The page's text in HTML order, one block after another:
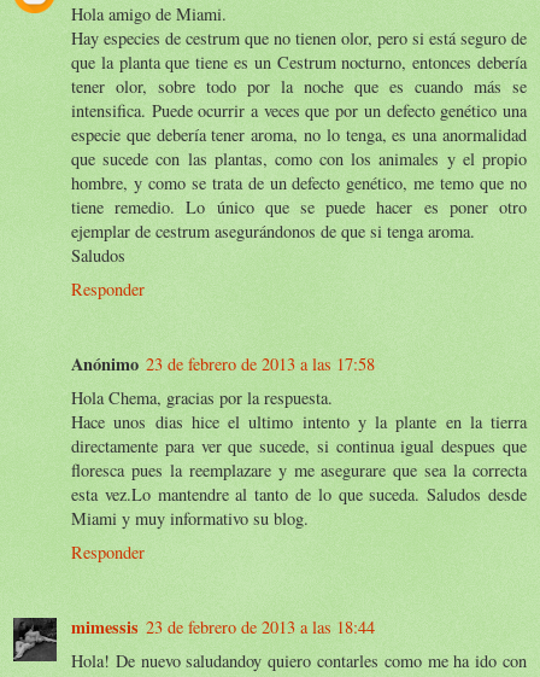
Hola amigo de Miami.
Hay especies de cestrum que no tienen olor, pero si está seguro de
que la planta que tiene es un Cestrum nocturno, entonces debería
tener olor, sobre todo por la noche que es cuando más se
intensifica. Puede ocurrir a veces que por un defecto genético una
especie que debería tener aroma, no lo tenga, es una anormalidad
que sucede con las plantas, como con los animales y el propio
hombre, y como se trata de un defecto genético, me temo que no
tiene remedio. Lo único que se puede hacer es poner otro
ejemplar de cestrum asegurándonos de que si tenga aroma.
Saludos
Responder
Anónimo 23 de febrero de 2013 a las 17:58
Hola Chema, gracias por la respuesta.
Hace unos dias hice el ultimo intento y la plante en la tierra
directamente para ver que sucede, si continua igual despues que
floresca pues la reemplazare y me asegurare que sea la correcta
esta vez.Lo mantendre al tanto de lo que suceda. Saludos desde
Miami y muy informativo su blog.
Responder
mimessis 23 de febrero de 2013 a las 18:44
Hola! De nuevo saludandoy quiero contarles como me ha ido con